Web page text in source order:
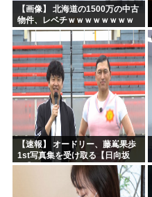
【画像】 北海道の1500万の中古
物件、レベチｗｗｗｗｗｗｗｗ
ｗｗｗｗｗｗｗｗｗｗｗｗ
【速報】 オードリー、藤嶌果歩
1st写真集を受け取る【日向坂
46】